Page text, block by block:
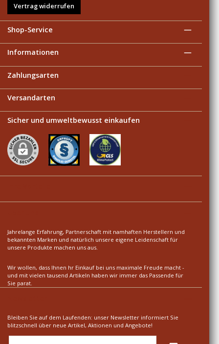
Vertrag widerrufen
Shop-Service
Informationen
Zahlungsarten
Versandarten
Sicher und umweltbewusst einkaufen
Jahrelange Erfahrung, Partnerschaft mit namhaften Herstellern und
bekannten Marken und natürlich unsere eigene Leidenschaft für
unsere Produkte machen uns aus.
Wir wollen, dass Ihnen hr Einkauf bei uns maximale Freude macht -
und mit vielen tausend Artikeln haben wir immer das Passende für
Sie parat.
Bleiben Sie auf dem Laufenden: unser Newsletter informiert Sie
blitzschnell über neue Artikel, Aktionen und Angebote!